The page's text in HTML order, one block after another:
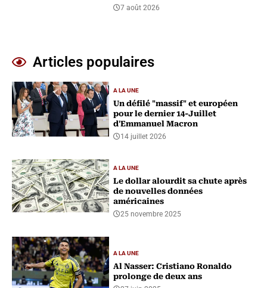
7 août 2026
Articles populaires
A LA UNE
Un défilé "massif" et européen
pour le dernier 14-Juillet
d'Emmanuel Macron
14 juillet 2026
A LA UNE
Le dollar alourdit sa chute après
de nouvelles données
américaines
25 novembre 2025
A LA UNE
Al Nasser: Cristiano Ronaldo
prolonge de deux ans